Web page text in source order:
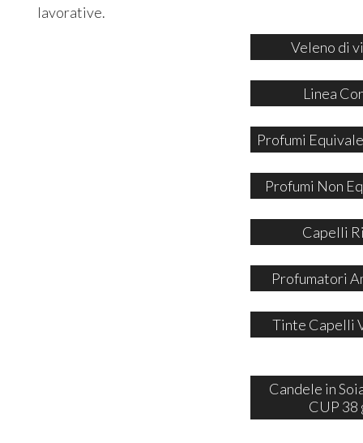
Veleno di
Linea
Profumi
Profumi Non
Capelli
Profumatori
Tinte Capelli
Candele in
CUP 38
lavorative.